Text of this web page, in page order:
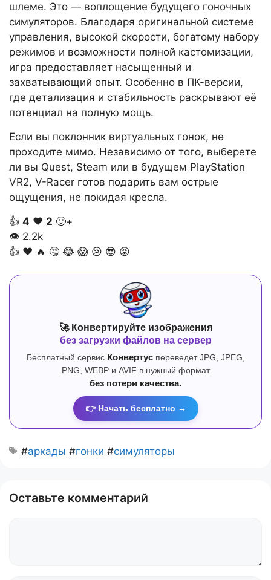
шлеме. Это — воплощение будущего гоночных
симуляторов. Благодаря оригинальной системе
управления, высокой скорости, богатому набору
режимов и возможности полной кастомизации,
игра предоставляет насыщенный и
захватывающий опыт. Особенно в ПК-версии,
где детализация и стабильность раскрывают её
потенциал на полную мощь.
Если вы поклонник виртуальных гонок, не
проходите мимо. Независимо от того, выберете
ли вы Quest, Steam или в будущем PlayStation
VR2, V-Racer готов подарить вам острые
ощущения, не покидая кресла.
👍 4 ❤️ 2 🙂+
👁 2.2k
👍 ❤️ 🔥 🤔 😂 😱 😢 😎 😡
🚀 Конвертируйте изображения
без загрузки файлов на сервер
Бесплатный сервис Конвертуспереведет JPG, JPEG,
PNG, WEBP и AVIF в нужный формат
без потери качества.
👉 Начать бесплатно →
#аркады #гонки #симуляторы
Оставьте комментарий